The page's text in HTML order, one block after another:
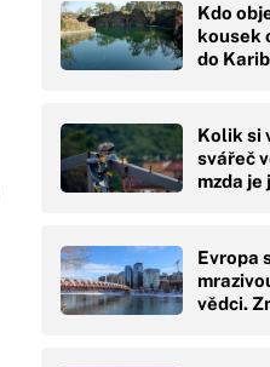
Kdo
kousek
do
Kolik si
svářeč
mzda
Evropa
vědci.